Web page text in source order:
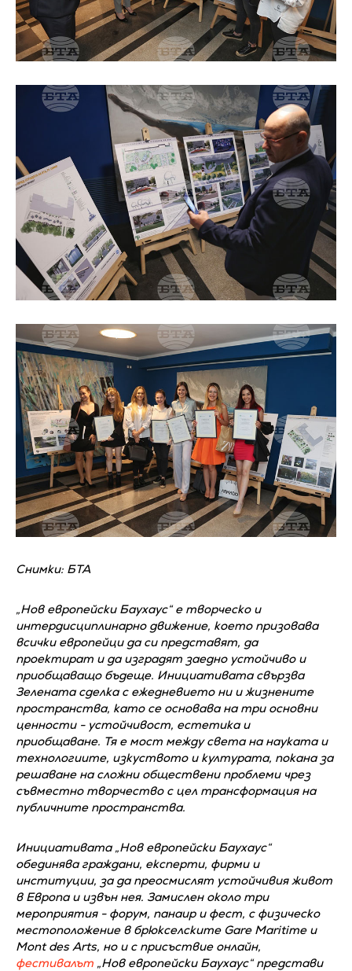
Снимки: БТА
„Нов европейски Баухаус“ е творческо и
интердисциплинарно движение, което призовава
всички европейци да си представят, да
проектират и да изградят заедно устойчиво и
приобщаващо бъдеще. Инициативата свързва
Зелената сделка с ежедневието ни и жизнените
пространства, като се основава на три основни
ценности - устойчивост, естетика и
приобщаване. Тя е мост между света на науката и
технологиите, изкуството и културата, покана за
решаване на сложни обществени проблеми чрез
съвместно творчество с цел трансформация на
публичните пространства.
Инициативата „Нов европейски Баухаус“
обединява граждани, експерти, фирми и
институции, за да преосмислят устойчивия живот
в Европа и извън нея. Замислен около три
мероприятия - форум, панаир и фест, с физическо
местоположение в брюкселските Gare Maritime и
Mont des Arts, но и с присъствие онлайн,
фестивалът „Нов европейски Баухаус“ представи